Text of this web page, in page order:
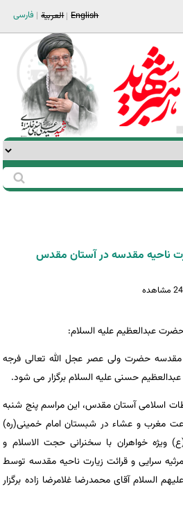
فارسی العربية English
ناحیه مقدسه در آستان مقدس
عبدالعظیم علیه السلام:
مقدسه حضرت ولی عصر عجل الله تعالی فرجه
حسنی علیه السلام برگزار می شود.
اسلامی آستان مقدس، این مراسم پنج شنبه
جماعت مغرب و عشاء در شبستان امام خمینی(ره)
ویژه خواهران با سخنرانی حجت الاسلام و
سرایی و قرائت زیارت ناحیه مقدسه توسط
السلام آقای محمدرضا غلامرضا زاده برگزار